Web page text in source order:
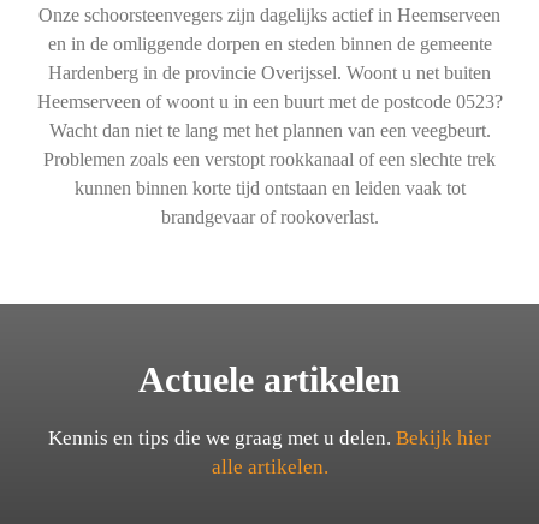
Onze schoorsteenvegers zijn dagelijks actief in Heemserveen
en in de omliggende dorpen en steden binnen de gemeente
Hardenberg in de provincie Overijssel. Woont u net buiten
Heemserveen of woont u in een buurt met de postcode 0523?
Wacht dan niet te lang met het plannen van een veegbeurt.
Problemen zoals een verstopt rookkanaal of een slechte trek
kunnen binnen korte tijd ontstaan en leiden vaak tot
brandgevaar of rookoverlast.
Actuele artikelen
Kennis en tips die we graag met u delen. Bekijk hier
alle artikelen.